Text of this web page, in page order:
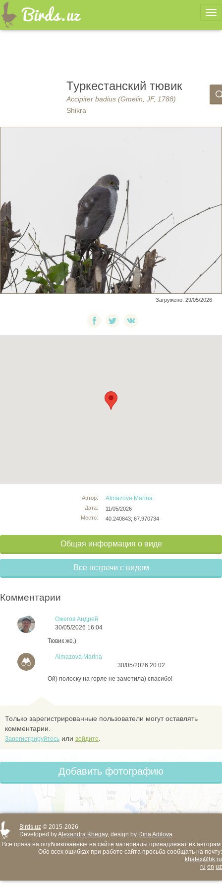
Туркестанский тювик
Accipiter badius (Gmelin, JF, 1788)
Shikra
Загружено: 29/05/2026
Автор:
Дата:
Место:
Almazova Marina
11/05/2026
40.240843; 67.970734
Общая информация о виде
Все встречи с видом
Комментарии
Ожегов Андрей
30/05/2026 16:04
Тювик же.)
Almazova Marina
30/05/2026 20:02
Ой) полоску на горле не заметила) спасибо!
Только зарегистрированные пользователи могут оставлять
комментарии.
Зарегистрируйтесь или войдите
Добавить фотографию
Birds.uz © 2015-2026
Developed byAlexandra Khegay, design by Dina Adilova
Все права на опубликованные на сайте материалы принадлежат их авторам.
Обо всех ошибках при работе сайта просьба сообщать на почту:
khalex@bk.ru
ru en uz